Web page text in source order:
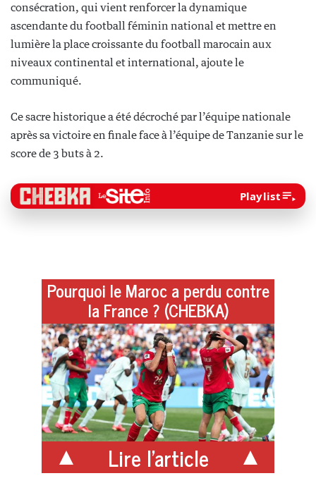
consécration, qui vient renforcer la dynamique
ascendante du football féminin national et mettre en
lumière la place croissante du football marocain aux
niveaux continental et international, ajoute le
communiqué.
Ce sacre historique a été décroché par l’équipe nationale
après sa victoire en finale face à l’équipe de Tanzanie sur le
score de 3 buts à 2.
Playlist
Pourquoi le Maroc a perdu contre
la France ? (CHEBKA)
Lire l'article